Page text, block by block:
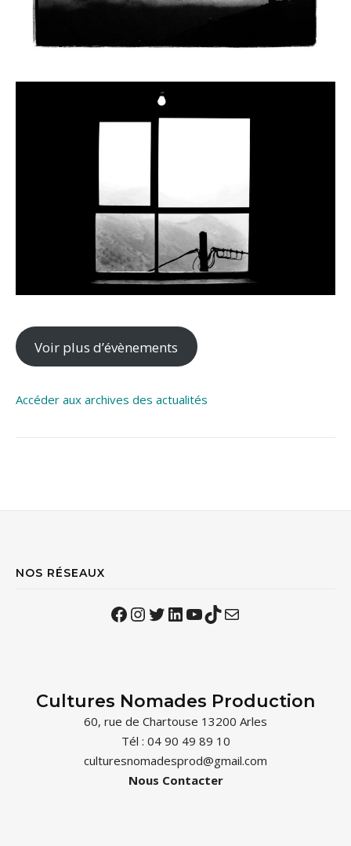
Voir plus d’évènements
Accéder aux archives des actualités
NOS RÉSEAUX
Facebook
Instagram
Twitter
LinkedIn
YouTube
TikTok
Mail
Cultures Nomades Production
60, rue de Chartouse 13200 Arles
Tél : 04 90 49 89 10
culturesnomadesprod@gmail.com
Nous Contacter